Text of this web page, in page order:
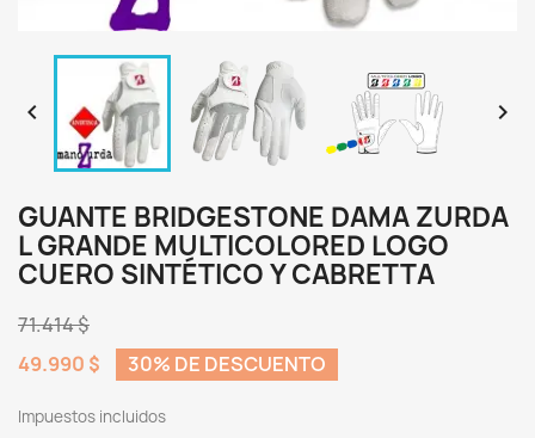
 
GUANTE BRIDGESTONE DAMA ZURDA
L GRANDE MULTICOLORED LOGO
CUERO SINTÉTICO Y CABRETTA
71.414 $
49.990 $
30% DE DESCUENTO
Impuestos incluidos